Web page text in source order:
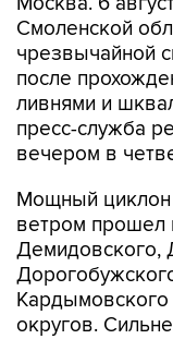
Смоленской
чрезвычайной
после
ливнями и
пресс-служба
вечером в
Мощный циклон
ветром прошел
Демидовского,
округов.